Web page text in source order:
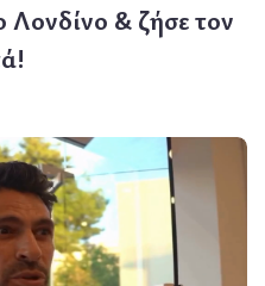
Λονδίνο & ζήσε τον